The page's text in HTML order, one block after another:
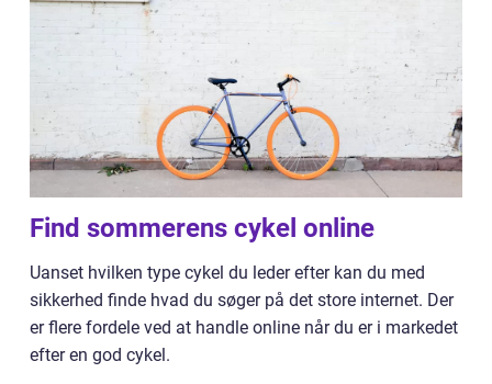
Find sommerens cykel online
Uanset hvilken type cykel du leder efter kan du med
sikkerhed finde hvad du søger på det store internet. Der
er flere fordele ved at handle online når du er i markedet
efter en god cykel.